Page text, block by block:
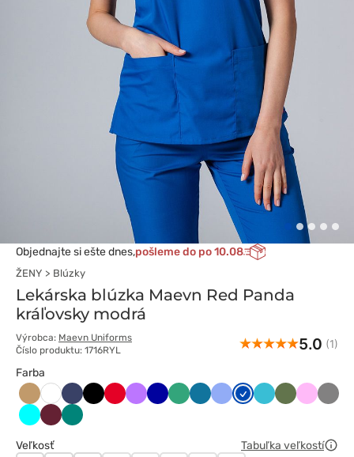
Objednajte si ešte dnes,pošleme do po 10.08
ŽENY Blúzky
Lekárska blúzka Maevn Red Panda
kráľovsky modrá
Výrobca: Maevn Uniforms
Číslo produktu: 1716RYL
5.0 (1)
Farba
Beżowy
Biały Ciemny
granat
CzarnyCzerwony
FioletowyGranatowy
JasnyKaraibski
Klasyczny
Królewski
MorskiOliwkowy
Różowy
Szary
TurkusWiśniowy
Zielony
Veľkosť
Tabuľka veľkostí